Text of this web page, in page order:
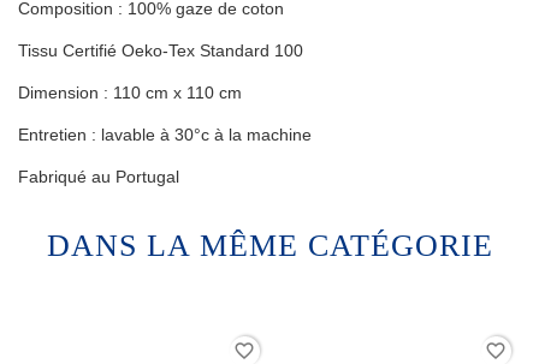
Composition : 100% gaze de coton
Tissu Certifié Oeko-Tex Standard 100
Dimension : 110 cm x 110 cm
Entretien : lavable à 30°c à la machine
Fabriqué au Portugal
DANS LA MÊME CATÉGORIE
favorite_border favorite_border